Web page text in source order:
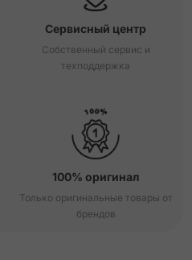
Сервисный центр
Собственный сервис и
техподдержка
100% оригинал
Только оригинальные товары от
брендов